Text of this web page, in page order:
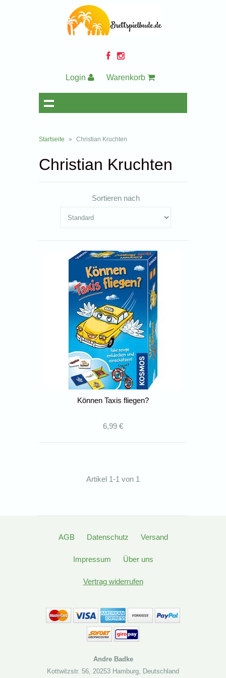
Login Warenkorb
Startseite » Christian Kruchten
Christian Kruchten
Sortieren nach
Können Taxis fliegen?
6,99 €
Artikel 1-1 von 1
AGB Datenschutz Versand
Impressum Über uns
Vertrag widerrufen
Andre Badke
Kottwitzstr. 56, 20253 Hamburg, Deutschland